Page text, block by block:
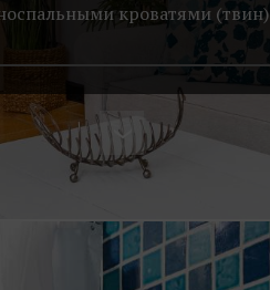
кроватями (твин)